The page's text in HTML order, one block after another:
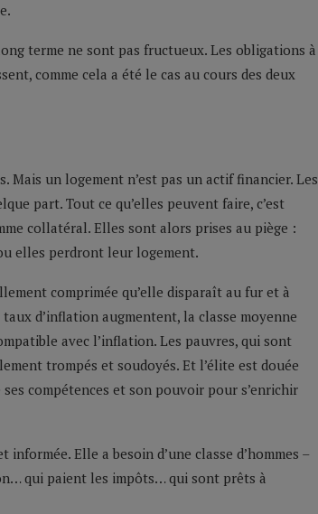
terme ne sont pas fructueux. Les obligations à
comme cela a été le cas au cours des deux
un logement n’est pas un actif financier. Les
part. Tout ce qu’elles peuvent faire, c’est
collatéral. Elles sont alors prises au piège :
elles perdront leur logement.
comprimée qu’elle disparaît au fur et à
d’inflation augmentent, la classe moyenne
avec l’inflation. Les pauvres, qui sont
trompés et soudoyés. Et l’élite est douée
compétences et son pouvoir pour s’enrichir
Elle a besoin d’une classe d’hommes –
qui paient les impôts… qui sont prêts à